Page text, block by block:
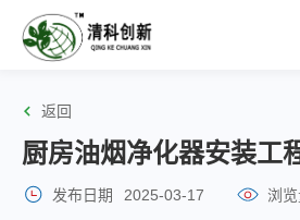
返回
厨房油烟净化器安装工
发布日期 2025-03-17 浏